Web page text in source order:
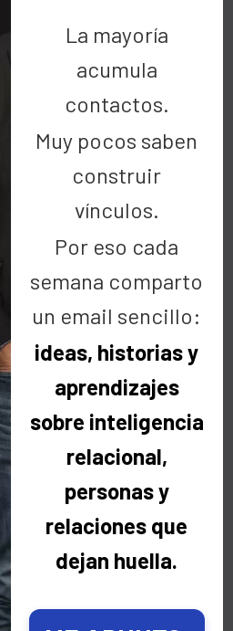
Silk&Soya
La mayoría
acumula
contactos.
Muy pocos saben
construir
vínculos.
Por eso cada
semana comparto
un email sencillo:
ideas, historias y
aprendizajes
sobre inteligencia
relacional,
personas y
relaciones que
dejan huella.